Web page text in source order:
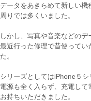
データをあきらめて新しい
周りでは多くいました。
しかし、写真や音楽などの
最近行った修理で昔使ってい
た。
シリーズとしてはiPhone５シ
電源も全く入らず、充電し
お持ちいただきました。